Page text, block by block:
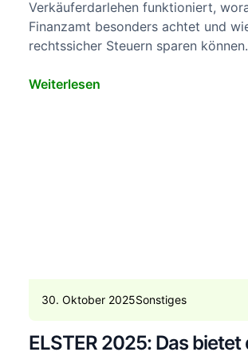
Verkäuferdarlehen funktioniert,
Finanzamt besonders achtet und
rechtssicher Steuern sparen können.
Weiterlesen
30. Oktober 2025Sonstiges
ELSTER 2025: Das bietet